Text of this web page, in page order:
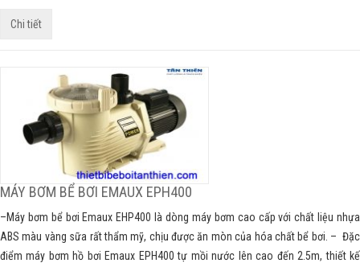
Chi tiết
MÁY BƠM BỂ BƠI EMAUX EPH400
–Máy bơm bể bơi Emaux EHP400 là dòng máy bơm cao cấp với chất liệu nhựa
ABS màu vàng sữa rất thẩm mỹ, chịu được ăn mòn của hóa chất bể bơi. – Đặc
điểm máy bơm hồ bơi Emaux EPH400 tự mồi nước lên cao đến 2.5m, thiết kế